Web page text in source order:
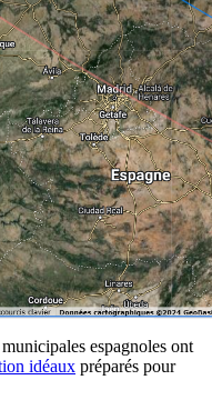
espagnoles ont
idéaux préparés pour